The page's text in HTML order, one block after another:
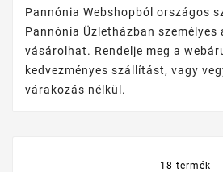
Pannónia Webshopból országos
Pannónia Üzletházban személyes
vásárolhat. Rendelje meg a
kedvezményes szállítást, vagy
várakozás nélkül.
18 termék